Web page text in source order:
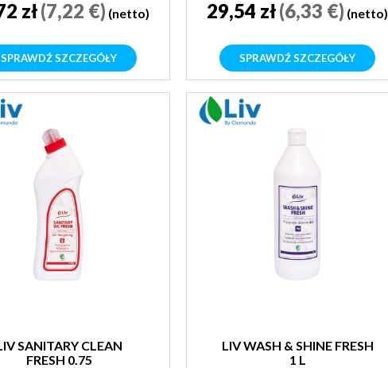
zł(7,22 €) (netto)
SPRAWDŹ SZCZEGÓŁY
29,54 zł(6,33 €) (netto)
SPRAWDŹ SZCZEGÓŁY
SANITARY CLEAN
FRESH 0.75
LIV WASH & SHINE FRESH
1 L